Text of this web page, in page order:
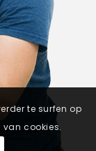
te surfen op
cookies.